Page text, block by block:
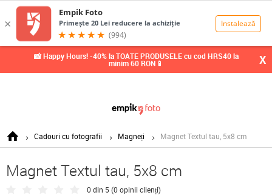
📸 Happy Hours! -40% la TOATE PRODUSELE cu cod HRS40 la
minim 60 RON📱 X
Cadouri cu fotografii Magneți Magnet Textul tau, 5x8 cm
Magnet Textul tau, 5x8 cm
0 din 5 (0 opinii clienți)